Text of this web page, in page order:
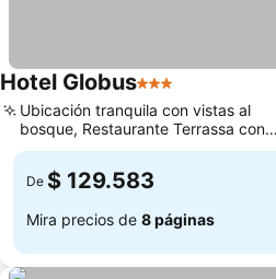
Hotel Globus3 Estrellas
Ubicación tranquila con vistas al
bosque, Restaurante Terrassa con
jardín de verano
De $ 129.583
Mira precios de 8 páginas